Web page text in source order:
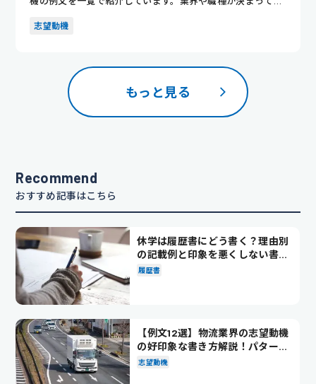
ない人でも、...
志望動機
もっと見る
Recommend
おすすめ記事はこちら
休学は履歴書にどう書く？理由別
の記載例と印象を悪くしない書き
方を解説
履歴書
【例文12選】物流業界の志望動機
の好印象な書き方解説！パターン
別の例文も紹介
志望動機